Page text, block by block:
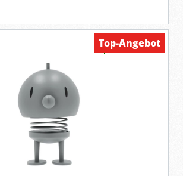
Verfügbar
Top-Angebot